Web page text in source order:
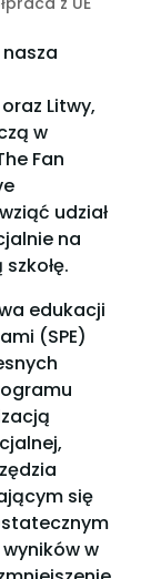
nasza
Litwy,
w
Fan
udział
na
edukacji
(SPE)
się
w